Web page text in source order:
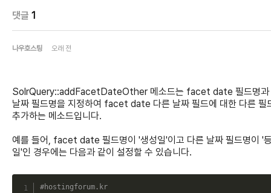
댓글 1
나우호스팅 오래 전
SolrQuery::addFacetDateOther 메소드는 facet date 필드명과
날짜 필드명을 지정하여 facet date 다른 날짜 필드에 대한 다른 필
추가하는 메소드입니다.
예를 들어, facet date 필드명이 '생성일'이고 다른 날짜 필드명이 '
일'인 경우에는 다음과 같이 설정할 수 있습니다.
#hostingforum.kr